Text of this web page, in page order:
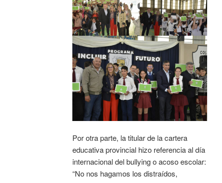
Por otra parte, la titular de la cartera
educativa provincial hizo referencia al día
internacional del bullying o acoso escolar:
“No nos hagamos los distraídos,